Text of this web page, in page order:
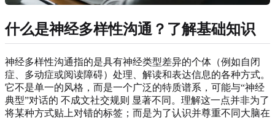
什么是神经多样性沟通？了解基础知识
神经多样性沟通指的是具有神经类型差异的个体（例如自闭
症、多动症或阅读障碍）处理、解读和表达信息的各种方式。
它不是单一的风格，而是一个广泛的特质谱系，可能与“神经
典型”对话的 不成文社交规则 显著不同。理解这一点并非为了
将某种方式贴上对错的标签；而是为了认识并尊重不同大脑在